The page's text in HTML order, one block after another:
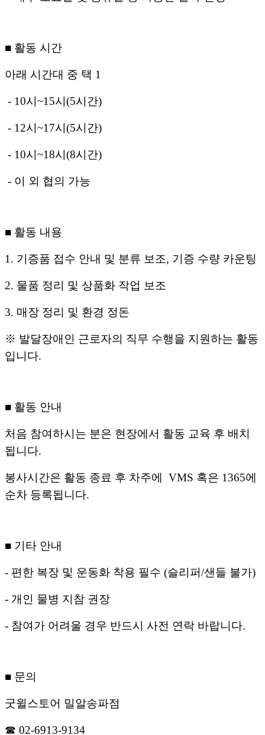
■ 활동 시간
아래 시간대 중 택 1
- 10시~15시(5시간)
- 12시~17시(5시간)
- 10시~18시(8시간)
- 이 외 협의 가능
■ 활동 내용
1. 기증품 접수 안내 및 분류 보조, 기증 수량 카운팅
2. 물품 정리 및 상품화 작업 보조
3. 매장 정리 및 환경 정돈
※ 발달장애인 근로자의 직무 수행을 지원하는 활동
입니다.
■ 활동 안내
처음 참여하시는 분은 현장에서 활동 교육 후 배치
됩니다.
봉사시간은 활동 종료 후 차주에 VMS 혹은 1365에
순차 등록됩니다.
■ 기타 안내
- 편한 복장 및 운동화 착용 필수 (슬리퍼/샌들 불가)
- 개인 물병 지참 권장
- 참여가 어려울 경우 반드시 사전 연락 바랍니다.
■ 문의
굿윌스토어 밀알송파점
☎ 02-6913-9134